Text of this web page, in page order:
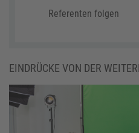
Referenten folgen
EINDRÜCKE VON DER